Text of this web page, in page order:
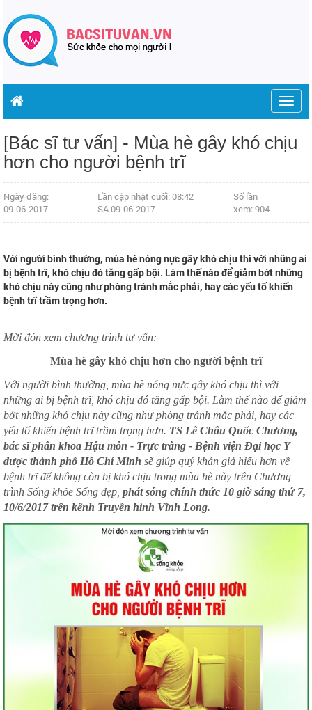
[Bác sĩ tư vấn] - Mùa hè gây khó chịu
hơn cho người bệnh trĩ
Ngày đăng:
09-06-2017
Lần cập nhật cuối: 08:42
SA 09-06-2017
Số lần
xem: 904
Với người bình thường, mùa hè nóng nực gây khó chịu thì với những ai
bị bệnh trĩ, khó chịu đó tăng gấp bội. Làm thế nào để giảm bớt những
khó chịu này cũng như phòng tránh mắc phải, hay các yếu tố khiến
bệnh trĩ trầm trọng hơn.
Mời đón xem chương trình tư vấn:
Mùa hè gây khó chịu hơn cho người bệnh trĩ
Với người bình thường, mùa hè nóng nực gây khó chịu thì với
những ai bị bệnh trĩ, khó chịu đó tăng gấp bội. Làm thế nào để giảm
bớt những khó chịu này cũng như phòng tránh mắc phải, hay các
yếu tố khiến bệnh trĩ trầm trọng hơn. TS Lê Châu Quốc Chương,
bác sĩ phân khoa Hậu môn - Trực tràng - Bệnh viện Đại học Y
dược thành phố Hồ Chí Minh sẽ giúp quý khán giả hiểu hơn về
bệnh trĩ để không còn bị khó chịu trong mùa hè này trên Chương
trình Sống khỏe Sống đẹp, phát sóng chính thức 10 giờ sáng thứ 7,
10/6/2017 trên kênh Truyền hình Vĩnh Long.